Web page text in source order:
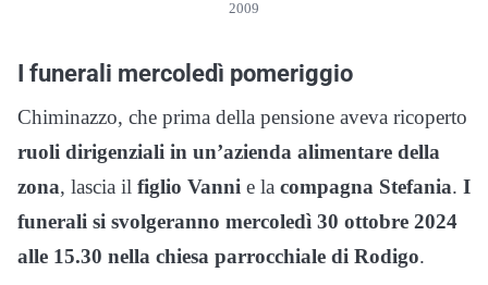
2009
I funerali mercoledì pomeriggio
Chiminazzo, che prima della pensione aveva ricoperto
ruoli dirigenziali in un’azienda alimentare della
zona, lascia il figlio Vanni e la compagna Stefania. I
funerali si svolgeranno mercoledì 30 ottobre 2024
alle 15.30 nella chiesa parrocchiale di Rodigo.